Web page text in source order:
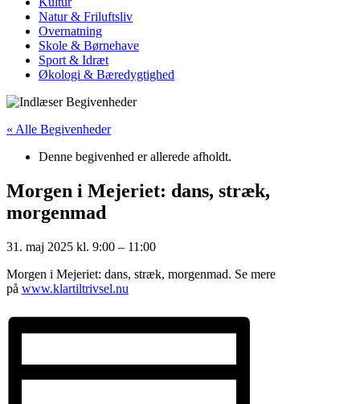
Natur & Friluftsliv
Overnatning
Skole & Børnehave
Sport & Idræt
Økologi & Bæredygtighed
« Alle Begivenheder
Denne begivenhed er allerede afholdt.
Morgen i Mejeriet: dans, stræk,
morgenmad
31. maj 2025 kl. 9:00 – 11:00
Morgen i Mejeriet: dans, stræk, morgenmad. Se mere
på www.klartiltrivsel.nu